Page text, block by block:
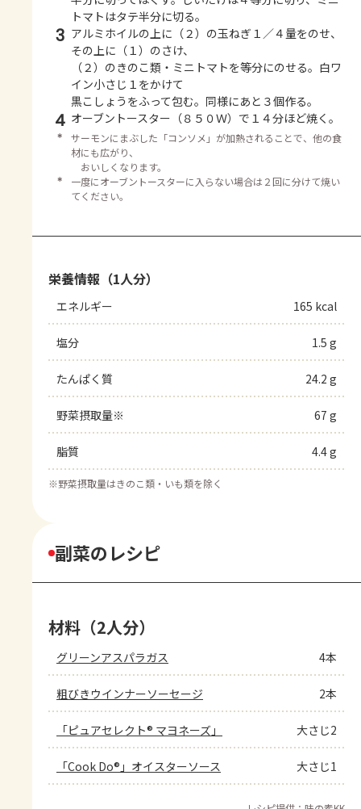
トマトはタテ半分に切る。
3 アルミホイルの上に（２）の玉ねぎ１／４量をのせ、
その上に（１）のさけ、
（２）のきのこ類・ミニトマトを等分にのせる。白ワ
イン小さじ１をかけて
黒こしょうをふって包む。同様にあと３個作る。
4 オーブントースター（８５０Ｗ）で１４分ほど焼く。
＊
サーモンにまぶした「コンソメ」が加熱されることで、他の食
材にも広がり、
おいしくなります。
＊
一度にオーブントースターに入らない場合は２回に分けて焼い
てください。
栄養情報（1人分）
エネルギー 165 kcal
塩分 1.5 g
たんぱく質 24.2 g
野菜摂取量※ 67 g
脂質 4.4 g
※野菜摂取量はきのこ類・いも類を除く
副菜のレシピ
材料（2人分）
グリーンアスパラガス 4本
粗びきウインナーソーセージ 2本
「ピュアセレクト® マヨネーズ」 大さじ2
「Cook Do®」オイスターソース 大さじ1